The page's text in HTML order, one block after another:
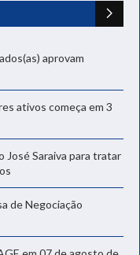
aprovam
ativos começa em 3
José Saraiva para tratar
de Negociação